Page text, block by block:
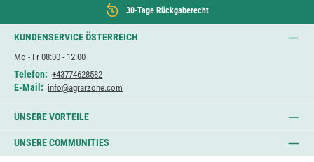
30-Tage Rückgaberecht
KUNDENSERVICE ÖSTERREICH
Mo - Fr 08:00 - 12:00
Telefon: +43774628582
E-Mail: info@agrarzone.com
UNSERE VORTEILE
UNSERE COMMUNITIES